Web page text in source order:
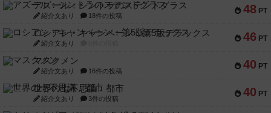
48 PT
アズール：シントラのステンドグラス
紹介文あり 18件の投稿
46 PT
ロシアン・キャンペーン：第5版デラックス
紹介文あり
40 PT
マスクメン
紹介文あり 16件の投稿
40 PT
世界の七不思議：都市
紹介文あり 3件の投稿